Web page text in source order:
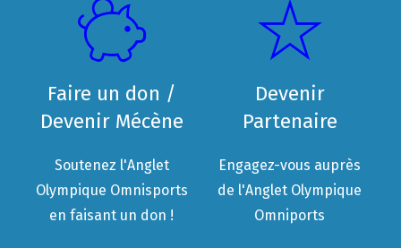
Faire un don /
Devenir Mécène
Soutenez l'Anglet
Olympique Omnisports
en faisant un don !
Devenir
Partenaire
Engagez-vous auprès
de l'Anglet Olympique
Omniports